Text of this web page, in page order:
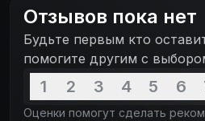
узнаёт о них много нового.
Отзывов пока нет
Будьте первым кто
помогите другим с
1 2 3 4 5 6
Оценки помогут сделать